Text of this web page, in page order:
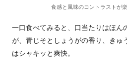
食感と風味のコントラストが
一口食べてみると、口当たりはほん
が、青じそとしょうがの香り、きゅ
はシャキッと爽快。